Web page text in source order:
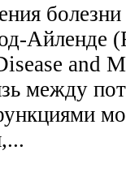
Айленде
and
между